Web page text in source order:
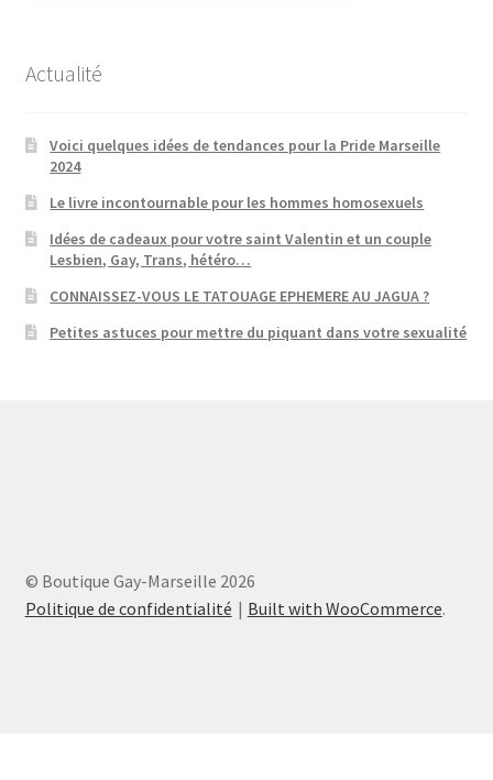
Actualité
Voici quelques idées de tendances pour la Pride Marseille
2024
Le livre incontournable pour les hommes homosexuels
Idées de cadeaux pour votre saint Valentin et un couple
Lesbien, Gay, Trans, hétéro…
CONNAISSEZ-VOUS LE TATOUAGE EPHEMERE AU JAGUA ?
Petites astuces pour mettre du piquant dans votre sexualité
© Boutique Gay-Marseille 2026
Politique de confidentialité
Built with WooCommerce.